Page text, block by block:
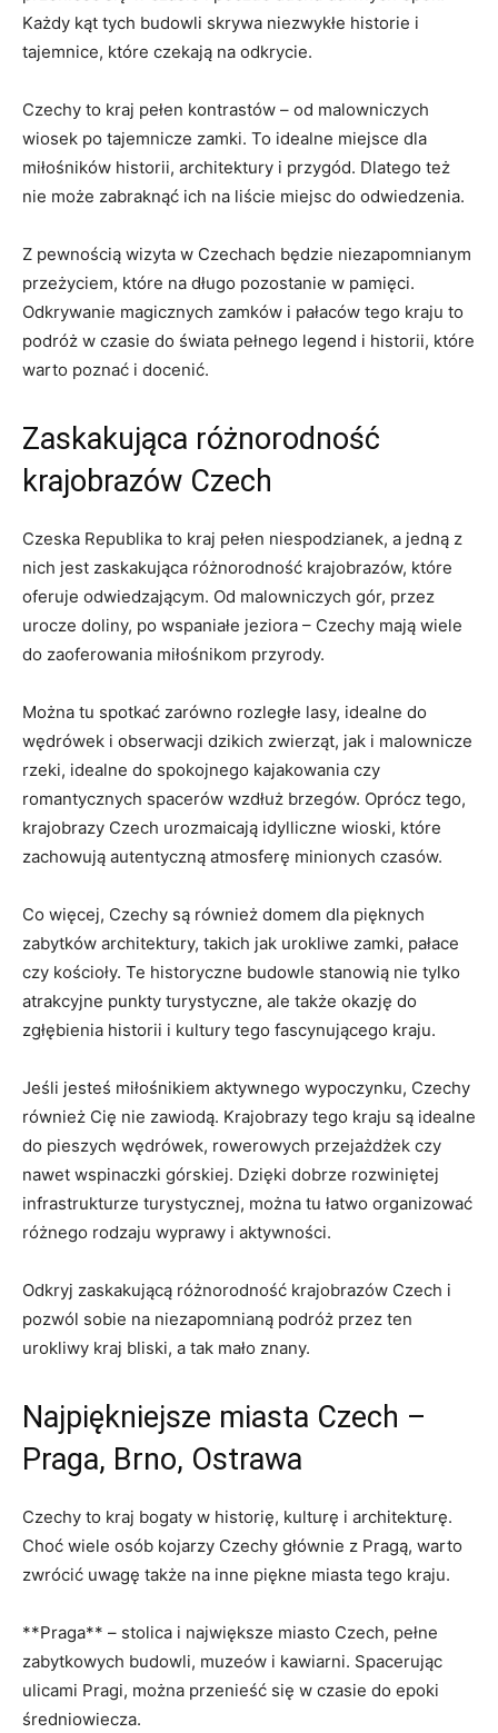
Każdy kąt tych‌ budowli​ skrywa niezwykłe historie ​i
tajemnice, które czekają na odkrycie.
Czechy to kraj pełen ⁤kontrastów – od malowniczych
⁢wiosek po tajemnicze‌ zamki. To idealne miejsce dla
miłośników historii, architektury ‍i przygód. Dlatego‍ też
nie może zabraknąć​ ich na liście‍ miejsc do odwiedzenia.
Z pewnością wizyta w Czechach będzie niezapomnianym
przeżyciem, które na długo⁣ pozostanie w pamięci.
Odkrywanie magicznych zamków i pałaców tego kraju to
podróż w czasie⁢ do świata pełnego legend ⁣i historii, które
⁤warto poznać i docenić.
Zaskakująca różnorodność
krajobrazów Czech
Czeska Republika to kraj pełen niespodzianek, ⁢a jedną z
nich ​jest zaskakująca różnorodność krajobrazów, które
oferuje odwiedzającym.⁢ Od malowniczych ⁢gór, przez
urocze​ doliny, po wspaniałe jeziora – Czechy mają⁣ wiele
do zaoferowania‍ miłośnikom przyrody.
Można tu spotkać zarówno ⁣rozległe ​lasy, idealne do
wędrówek i obserwacji ⁢dzikich zwierząt, ⁤jak i malownicze
rzeki,⁣ idealne do spokojnego ​kajakowania​ czy
romantycznych spacerów⁣ wzdłuż ⁣brzegów. Oprócz tego,‌
krajobrazy Czech ⁤urozmaicają ⁢idylliczne ⁤wioski, które
zachowują⁣ autentyczną atmosferę minionych⁢ czasów.
Co więcej, Czechy są również domem dla ‍pięknych
zabytków architektury, takich jak urokliwe zamki, pałace
czy kościoły. ⁢Te historyczne budowle stanowią nie tylko
atrakcyjne punkty turystyczne, ale także okazję do‍
zgłębienia historii ​i kultury tego fascynującego kraju.
Jeśli jesteś miłośnikiem aktywnego wypoczynku, Czechy
również Cię nie zawiodą. Krajobrazy tego⁢ kraju są idealne
do pieszych wędrówek, rowerowych przejażdżek czy ​
nawet wspinaczki górskiej. Dzięki dobrze rozwiniętej
infrastrukturze turystycznej, ‍można tu ⁤łatwo organizować
różnego rodzaju⁣ wyprawy i aktywności.
Odkryj zaskakującą różnorodność krajobrazów Czech i
pozwól sobie na niezapomnianą podróż przez ten⁤
urokliwy kraj bliski,⁢ a tak mało znany.
Najpiękniejsze miasta Czech –
Praga, ⁢Brno,​ Ostrawa
Czechy ‍to kraj bogaty w historię, kulturę i architekturę.
Choć wiele osób ⁣kojarzy Czechy głównie⁣ z Pragą, warto
zwrócić uwagę także na inne piękne miasta tego​ kraju.
**Praga** – ⁣stolica i ⁢największe miasto Czech, pełne​
zabytkowych budowli, muzeów⁢ i kawiarni. Spacerując‌
ulicami Pragi, można przenieść się w czasie do epoki
średniowiecza.